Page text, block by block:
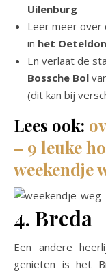
Uilenburg
Leer meer over
in het
En verlaat de
Bossche Bol
(dit kan bij
Lees ook:
– 9 leuke
weekendje
4. Breda
Een andere
genieten is het